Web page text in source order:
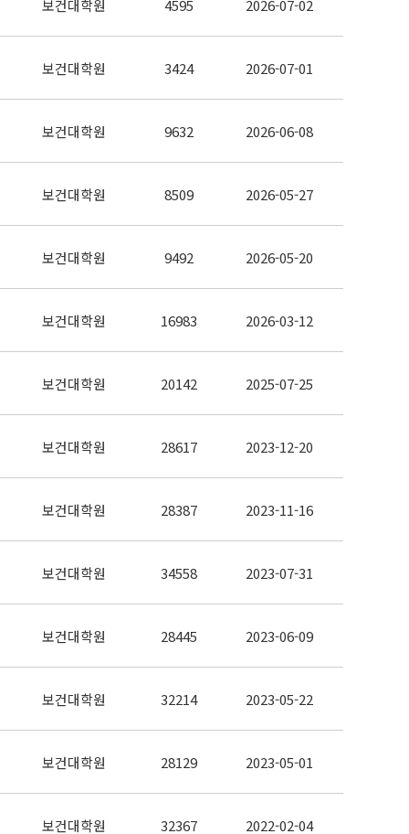
보건대학원 4595 2026-07-02
보건대학원 3424 2026-07-01
보건대학원 9632 2026-06-08
보건대학원 8509 2026-05-27
보건대학원 9492 2026-05-20
보건대학원 16983 2026-03-12
보건대학원 20142 2025-07-25
보건대학원 28617 2023-12-20
보건대학원 28387 2023-11-16
보건대학원 34558 2023-07-31
보건대학원 28445 2023-06-09
보건대학원 32214 2023-05-22
보건대학원 28129 2023-05-01
보건대학원 32367 2022-02-04